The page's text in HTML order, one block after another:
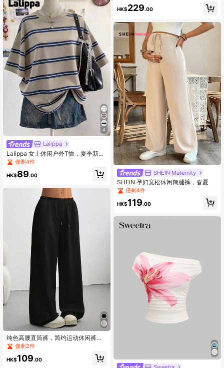
4
Lalippa
Lalippa 女士休闲户外T恤，夏季新
款，彩色条纹印花，宽松版型，运动
街头风，返校季必备
僅剩4件
HK$89.00
纯色高腰直筒裤，简约运动休闲裤，
百搭弹力腰抽绳阔腿休闲裤，四季皆
宜黑色春季款
僅剩2件
HK$109.00
HK$229.00
SHEIN Maternity
SHEIN 孕妇宽松休闲阔腿裤，春夏
僅剩4件
HK$119.00